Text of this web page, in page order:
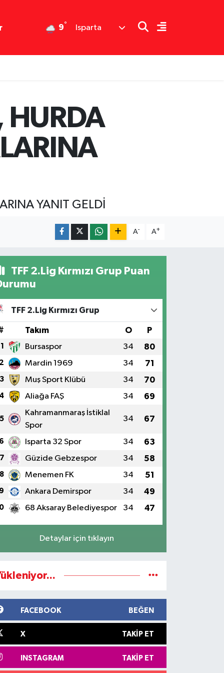
9° Isparta
HURDA
YANIT GELDİ
A- A+
TFF 2.Lig Kırmızı Grup Puan
TFF 2.Lig Kırmızı Grup
Takım O P
1 Bursaspor 34 80
2 Mardin 1969 34 71
3 Muş Sport Klübü 34 70
4 Aliağa FAŞ 34 69
5
Kahramanmaraş İstiklal
Spor
34 67
6 Isparta 32 Spor 34 63
7 Güzide Gebzespor 34 58
8 Menemen FK 34 51
9 Ankara Demirspor 34 49
68 Aksaray Belediyespor 34 47
Detaylar için tıklayın
FACEBOOK BEĞEN
X TAKIP ET
INSTAGRAM TAKIP ET